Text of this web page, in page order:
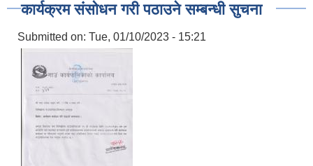
कार्यक्रम संसोधन गरी पठाउने सम्बन्धी सुचना
Submitted on: Tue, 01/10/2023 - 15:21